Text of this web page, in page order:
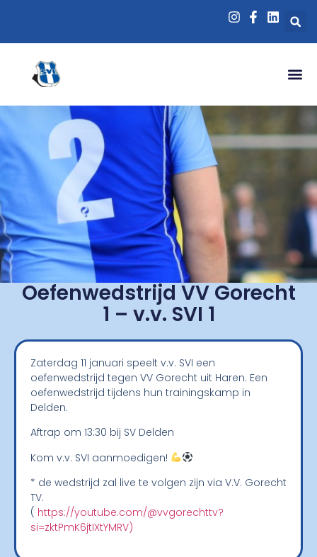
Oefenwedstrijd VV Gorecht
1 – v.v. SVI 1
Zaterdag 11 januari speelt v.v. SVI een
oefenwedstrijd tegen VV Gorecht uit Haren. Een
oefenwedstrijd tijdens hun trainingskamp in
Delden.
Aftrap om 13:30 bij SV Delden
Kom v.v. SVI aanmoedigen!
* de wedstrijd zal live te volgen zijn via V.V. Gorecht
TV.
( https://youtube.com/@vvgorechttv?
si=zktPmK6jtIXtYMRV)